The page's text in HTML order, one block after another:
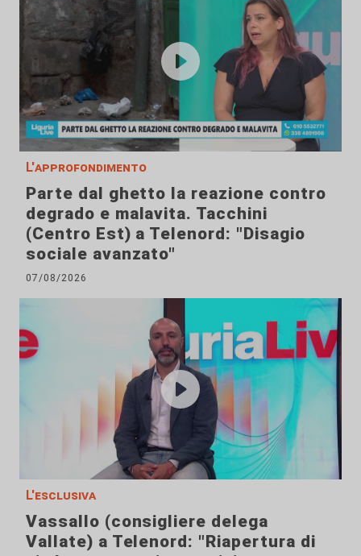
L'approfondimento
Parte dal ghetto la reazione contro
degrado e malavita. Tacchini
(Centro Est) a Telenord: "Disagio
sociale avanzato"
07/08/2026
L'esclusiva
Vassallo (consigliere delega
Vallate) a Telenord: "Riapertura di